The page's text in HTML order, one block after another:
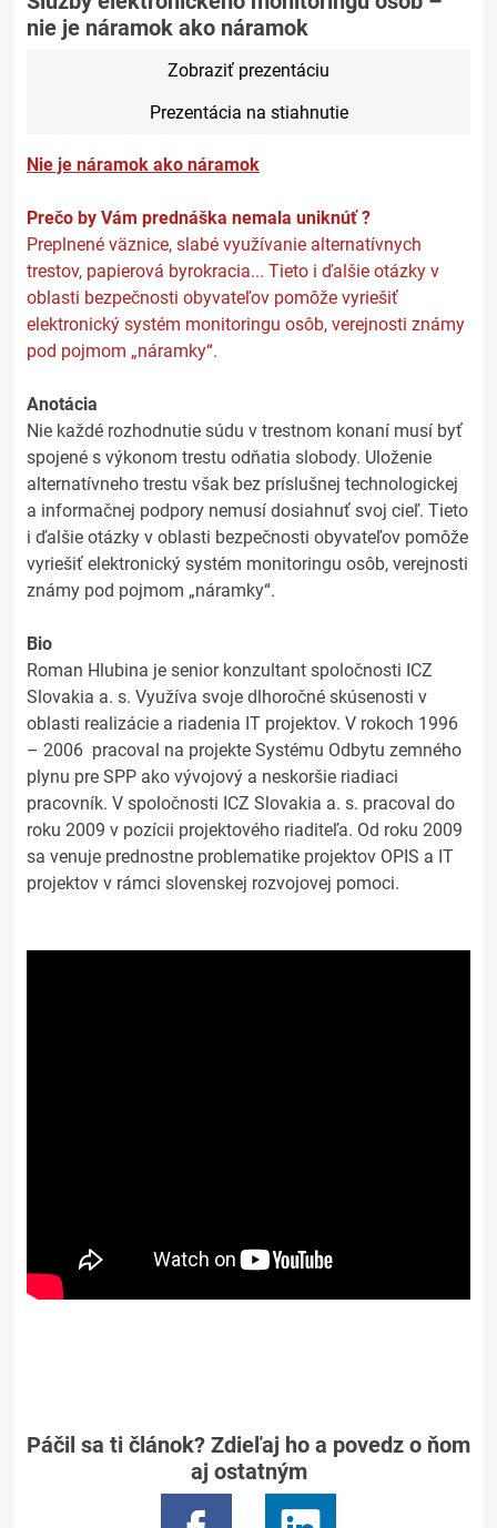
nie je náramok ako náramok
Zobraziť prezentáciu
Prezentácia na stiahnutie
Nie je náramok ako náramok
Prečo by Vám prednáška nemala uniknúť ?
Preplnené väznice, slabé využívanie alternatívnych
trestov, papierová byrokracia... Tieto i ďalšie otázky v
oblasti bezpečnosti obyvateľov pomôže vyriešiť
elektronický systém monitoringu osôb, verejnosti známy
pod pojmom „náramky“.
Anotácia
Nie každé rozhodnutie súdu v trestnom konaní musí byť
spojené s výkonom trestu odňatia slobody. Uloženie
alternatívneho trestu však bez príslušnej technologickej
a informačnej podpory nemusí dosiahnuť svoj cieľ. Tieto
i ďalšie otázky v oblasti bezpečnosti obyvateľov pomôže
vyriešiť elektronický systém monitoringu osôb, verejnosti
známy pod pojmom „náramky“.
Bio
Roman Hlubina je senior konzultant spoločnosti ICZ
Slovakia a. s. Využíva svoje dlhoročné skúsenosti v
oblasti realizácie a riadenia IT projektov. V rokoch 1996
– 2006 pracoval na projekte Systému Odbytu zemného
plynu pre SPP ako vývojový a neskoršie riadiaci
pracovník. V spoločnosti ICZ Slovakia a. s. pracoval do
roku 2009 v pozícii projektového riaditeľa. Od roku 2009
sa venuje prednostne problematike projektov OPIS a IT
projektov v rámci slovenskej rozvojovej pomoci.
Páčil sa ti článok? Zdieľaj ho a povedz o ňom
aj ostatným